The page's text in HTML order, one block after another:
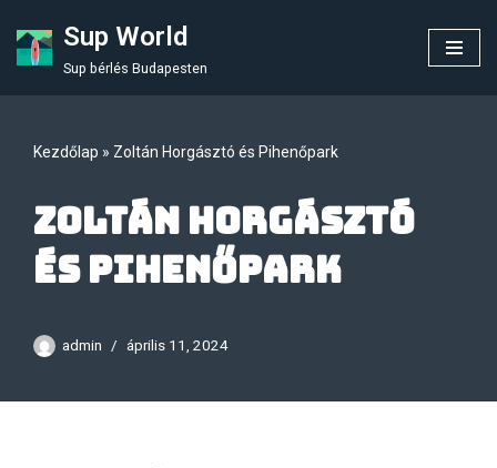
Skip
Sup World
Sup bérlés Budapesten
Kezdőlap » Zoltán Horgásztó és Pihenőpark
Zoltán Horgásztó
és Pihenőpark
admin április 11, 2024